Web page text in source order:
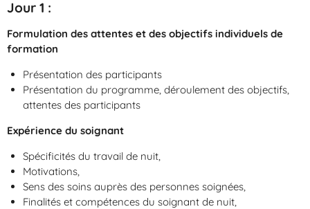
Jour 1 :
Formulation des attentes et des objectifs individuels de
formation
Présentation des participants
Présentation du programme, déroulement des objectifs,
attentes des participants
Expérience du soignant
Spécificités du travail de nuit,
Motivations,
Sens des soins auprès des personnes soignées,
Finalités et compétences du soignant de nuit,